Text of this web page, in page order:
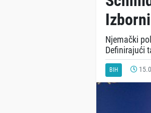
Njemački
Definirajući
BIH